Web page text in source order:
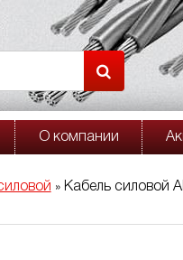
О компании
» Кабель силовой